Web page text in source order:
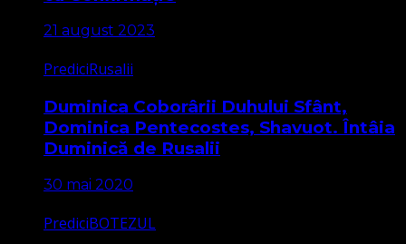
21 august 2023
PrediciRusalii
Duminica Coborârii Duhului Sfânt,
Dominica Pentecostes, Shavuot. Întâia
Duminică de Rusalii
30 mai 2020
PrediciBOTEZUL